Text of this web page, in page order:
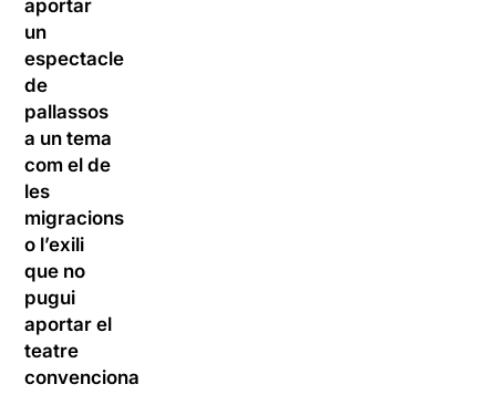
aportar
un
espectacle
de
pallassos
a un tema
com el de
les
migracions
o l’exili
que no
pugui
aportar el
teatre
convencional?